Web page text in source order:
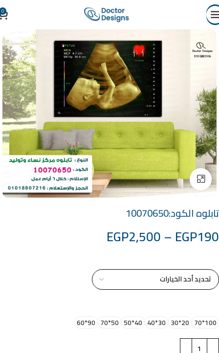
0
Click to enlarge
تابلوه الكود:10070650
EGP190
–
EGP2,500
100*70
20*30
30*40
40*50
50*70
90*60